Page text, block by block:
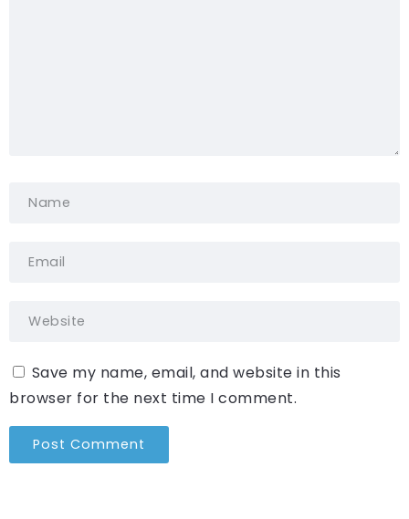
Save my name, email, and website in this
browser for the next time I comment.